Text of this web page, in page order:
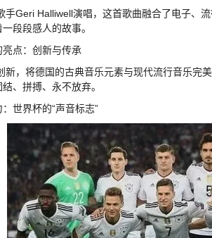
手Geri Halliwell演唱，这首歌曲融合了电子、
段段感人的故事。
点：创新与传承
新，将德国的古典音乐元素与现代流行音乐
、拼搏、永不放弃。
世界杯的“声音标志”